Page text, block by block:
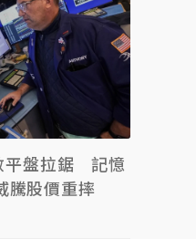
平盤拉鋸 記憶
騰股價重摔